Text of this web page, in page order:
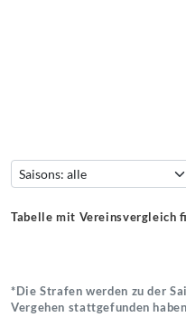
Tabelle mit Vereinsvergleich
*Die Strafen werden zu der
Vergehen stattgefunden